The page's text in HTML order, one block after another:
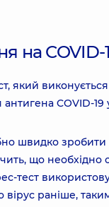
на COVID-
який
COVID-
швидко
що
тест
раніше,